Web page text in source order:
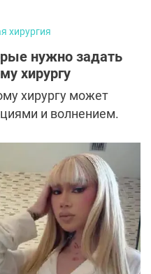
хирургия
нужно задать
хирургу
хирургу может
и волнением.
приходит момент
мгновенно
чувствуют
задавая
вопросы.